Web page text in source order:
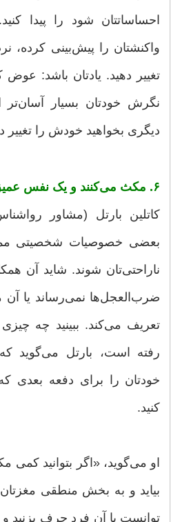
احساساتتان شود را پیدا
واکنشتان را پیش‌بینی کرده،
تغییر دهید. یادتان باشد: عوض
نگرش خودتان بسیار
دیگری بخواهید خودش را تغییر
۶. مکث می‌کنند و یک نفس عمیق می‌کشند.
کاتلین بارتل (مشاور
بعضی خصوصیات شخصیتی
ناراحتی‌تان شوند. شاید آن
ضرب‌العجل‌ها نمی‌رساند یا
تعریف می‌کند. ببینید چه
رفته است، بارتل می‌گوید
خودتان را برای دفعه بعدی
کنید.
او می‌گوید، «اگر بتوانید کمی
بیاید و به بخش منطقی مغزتان
توانست با آن فرد حرف بزنید